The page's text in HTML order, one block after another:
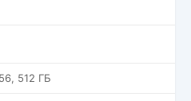
512 ГБ